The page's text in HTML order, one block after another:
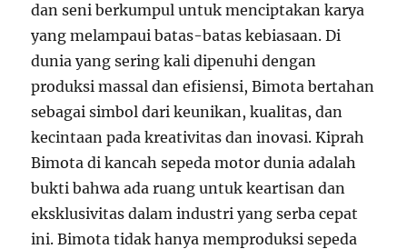
dan seni berkumpul untuk menciptakan karya
yang melampaui batas-batas kebiasaan. Di
dunia yang sering kali dipenuhi dengan
produksi massal dan efisiensi, Bimota bertahan
sebagai simbol dari keunikan, kualitas, dan
kecintaan pada kreativitas dan inovasi. Kiprah
Bimota di kancah sepeda motor dunia adalah
bukti bahwa ada ruang untuk keartisan dan
eksklusivitas dalam industri yang serba cepat
ini. Bimota tidak hanya memproduksi sepeda